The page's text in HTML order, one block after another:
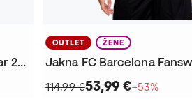
Duge hlače FC Barcelona Fanswear 2025-2026
OUTLET ŽENE
114,99 €53,99 €−53%